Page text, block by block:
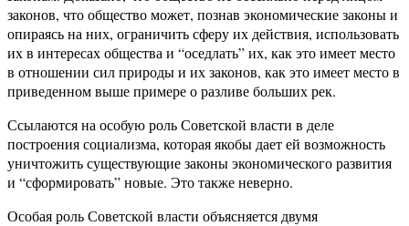
законов, что общество может, познав экономические законы и
опираясь на них, ограничить сферу их действия, использовать
их в интересах общества и “оседлать” их, как это имеет место
в отношении сил природы и их законов, как это имеет место в
приведенном выше примере о разливе больших рек.
Ссылаются на особую роль Советской власти в деле
построения социализма, которая якобы дает ей возможность
уничтожить существующие законы экономического развития
и “сформировать” новые. Это также неверно.
Особая роль Советской власти объясняется двумя